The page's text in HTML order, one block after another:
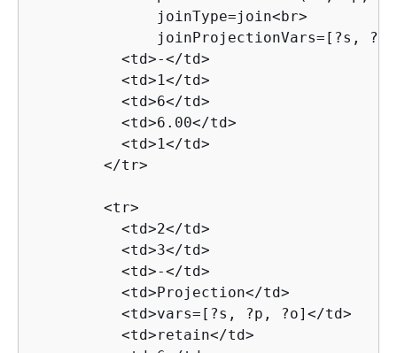
              joinType=join<br>
joinProjectionVars=[?s,
          <td>-</td>
          <td>1</td>
          <td>6</td>
          <td>6.00</td>
          <td>1</td>
        </tr>
        <tr>
          <td>2</td>
          <td>3</td>
          <td>-</td>
          <td>Projection</td>
          <td>vars=[?s, ?p, ?o]</td>
          <td>retain</td>